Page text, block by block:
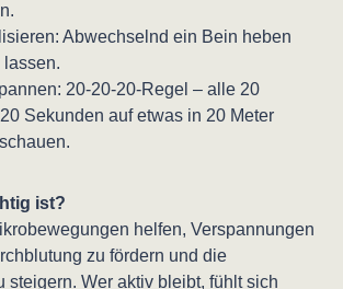
Abwechselnd ein Bein heben
lassen.
20-20-20-Regel – alle 20
Sekunden auf etwas in 20 Meter
ist?
helfen, Verspannungen
zu fördern und die
steigern. Wer aktiv bleibt, fühlt sich